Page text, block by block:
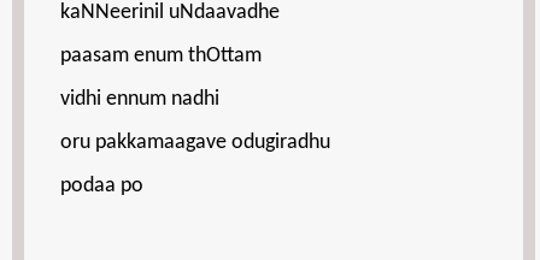
kaNNeerinil uNdaavadhe
paasam enum thOttam
vidhi ennum nadhi
oru pakkamaagave odugiradhu
podaa po